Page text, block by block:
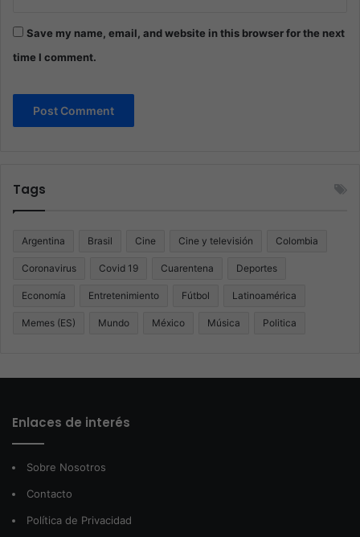
Save my name, email, and website in this browser for the next
time I comment.
Tags
Argentina Brasil Cine Cine y televisión Colombia
Coronavirus Covid 19 Cuarentena Deportes
Economía Entretenimiento Fútbol Latinoamérica
Memes (ES) Mundo México Música Politica
Enlaces de interés
Sobre Nosotros
Contacto
Política de Privacidad